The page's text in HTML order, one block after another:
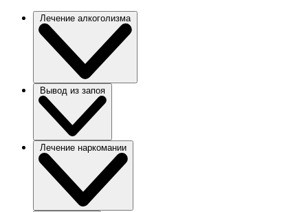
Лечение алкоголизма
Вывод из запоя
Лечение наркомании